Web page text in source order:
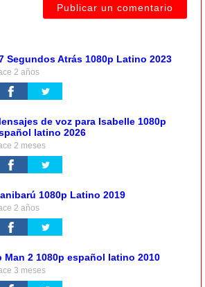
Segundos Atrás 1080p Latino 2023
2 años
de voz para Isabelle 1080p
latino 2026
2 meses
1080p Latino 2019
2 años
Man 2 1080p español latino 2010
3 meses